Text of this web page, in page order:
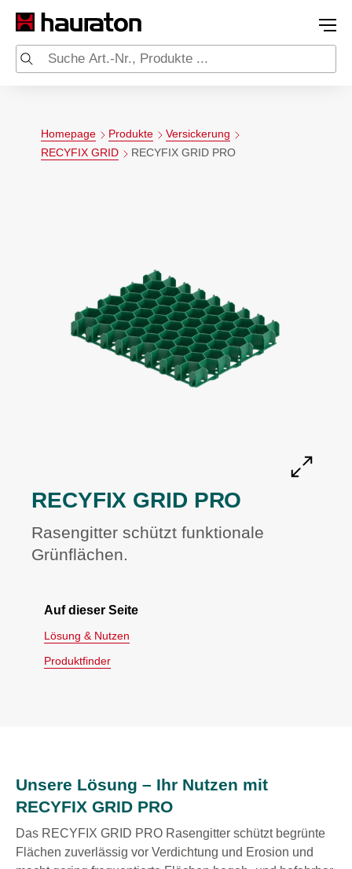
Homepage Produkte
Versickerung
RECYFIX GRID
RECYFIX GRID PRO
RECYFIX GRID PRO
Rasengitter schützt funktionale
Grünflächen.
Auf dieser Seite
Lösung & Nutzen
Produktfinder
Unsere Lösung – Ihr Nutzen mit
RECYFIX GRID PRO
Das RECYFIX GRID PRO Rasengitter schützt begrünte
Flächen zuverlässig vor Verdichtung und Erosion und